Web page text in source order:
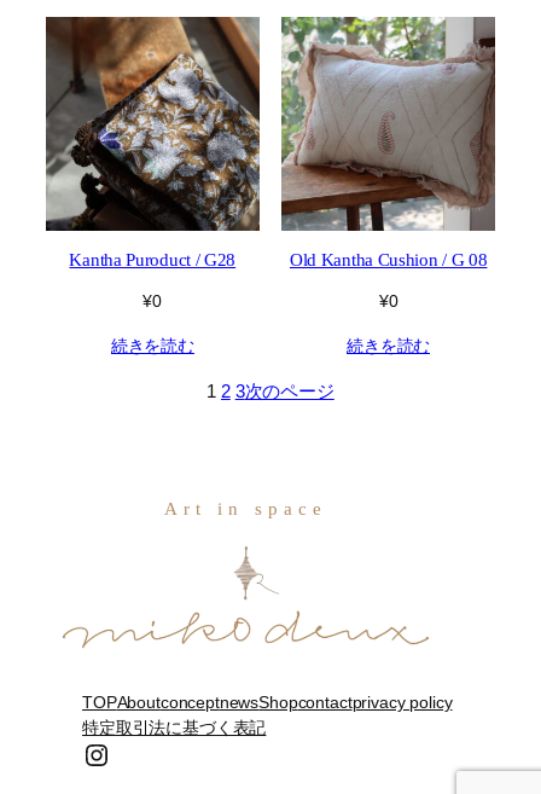
Kantha Puroduct / G28
¥0
続きを読む
Old Kantha Cushion / G 08
¥0
続きを読む
1 2 3次のページ
Art in space
TOPAboutconceptnewsShopcontactprivacy policy
特定取引法に基づく表記
Instagram